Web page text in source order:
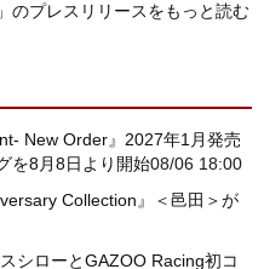
のプレスリリースをもっと読む
New Order』2027年1月発売
を8月8日より開始08/06 18:00
Collection』＜邑田＞が
シローとGAZOO Racing初コ